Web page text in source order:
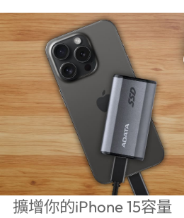
擴增你的iPhone 15容量